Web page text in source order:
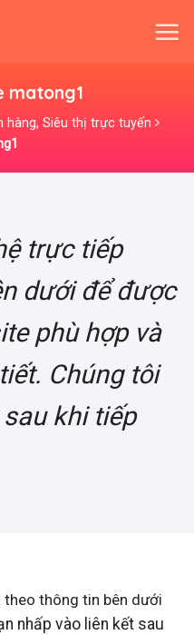
matong1
hàng, Siêu thị trực tuyến
trực tiếp
dưới để được
phù hợp và
Chúng tôi
khi tiếp
theo thông tin bên dưới
nhấp vào liên kết sau